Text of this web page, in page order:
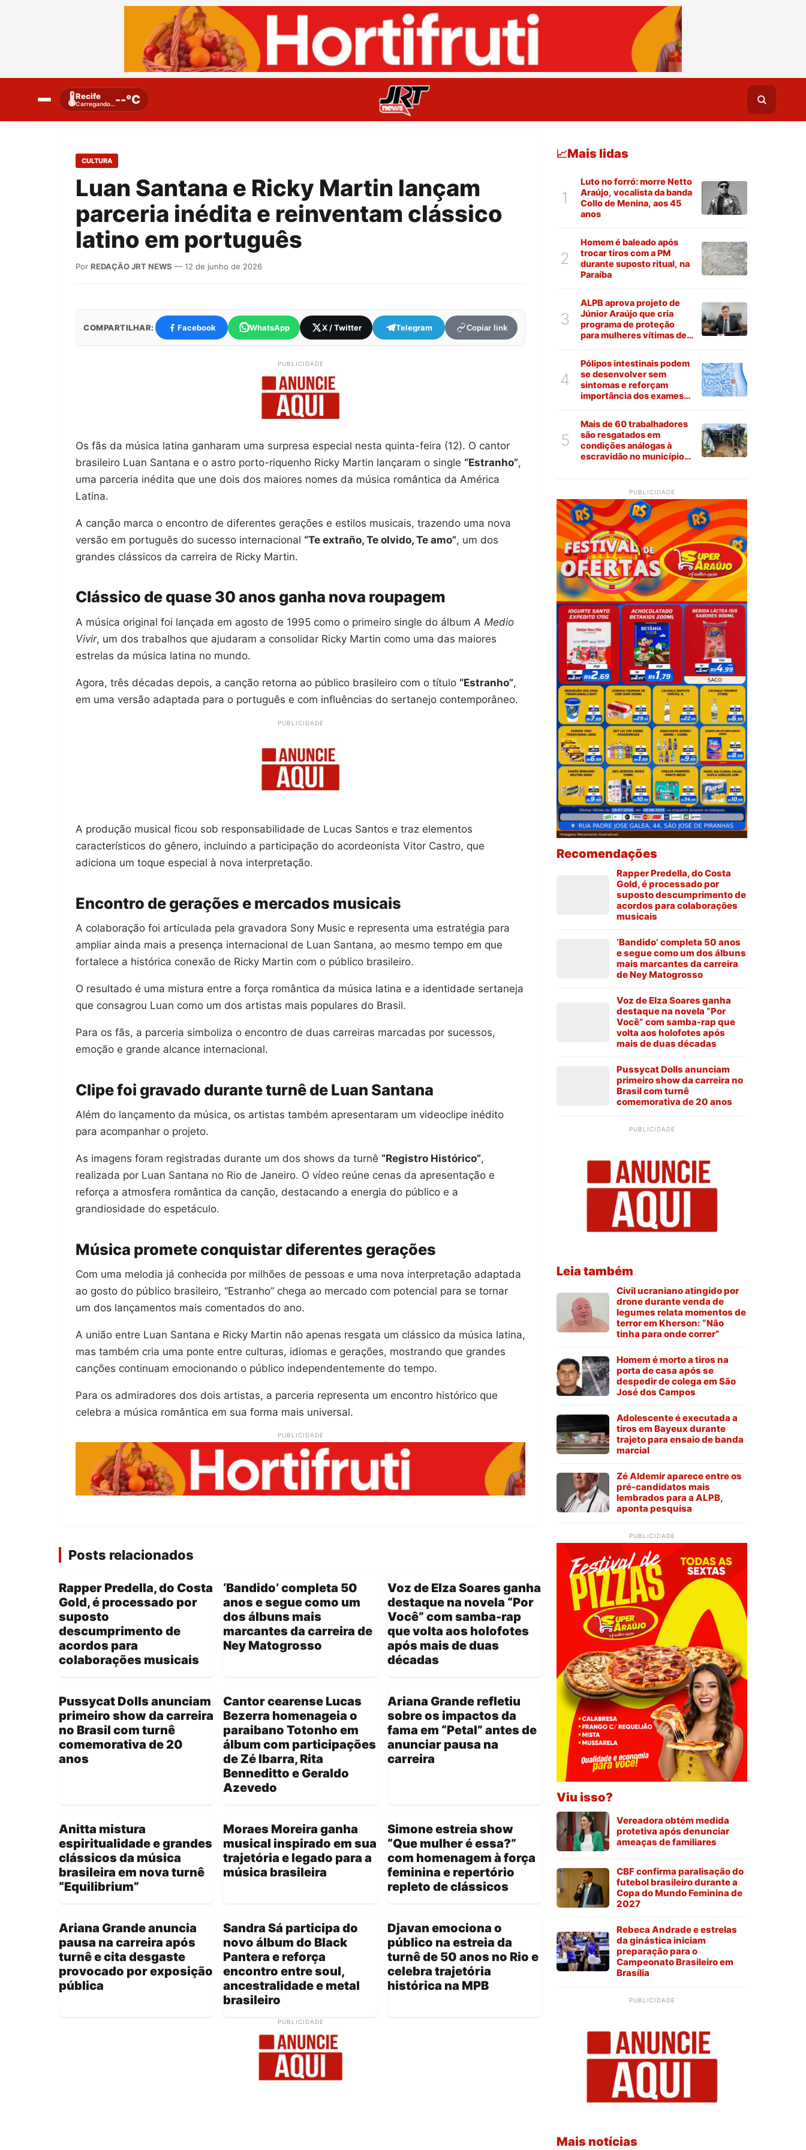
🌡️Recife
Carregando…--°C
CULTURA
Luan Santana e Ricky Martin lançam
parceria inédita e reinventam clássico
latino em português
Por REDAÇÃO JRT NEWS — 12 de junho de 2026
COMPARTILHAR: Facebook WhatsApp X / Twitter Telegram Copiar link
PUBLICIDADE
Os fãs da música latina ganharam uma surpresa especial nesta quinta-feira (12). O cantor
brasileiro Luan Santana e o astro porto-riquenho Ricky Martin lançaram o single “Estranho”,
uma parceria inédita que une dois dos maiores nomes da música romântica da América
Latina.
A canção marca o encontro de diferentes gerações e estilos musicais, trazendo uma nova
versão em português do sucesso internacional “Te extraño, Te olvido, Te amo”, um dos
grandes clássicos da carreira de Ricky Martin.
Clássico de quase 30 anos ganha nova roupagem
A música original foi lançada em agosto de 1995 como o primeiro single do álbum A Medio
Vivir, um dos trabalhos que ajudaram a consolidar Ricky Martin como uma das maiores
estrelas da música latina no mundo.
Agora, três décadas depois, a canção retorna ao público brasileiro com o título “Estranho”,
em uma versão adaptada para o português e com influências do sertanejo contemporâneo.
PUBLICIDADE
A produção musical ficou sob responsabilidade de Lucas Santos e traz elementos
característicos do gênero, incluindo a participação do acordeonista Vitor Castro, que
adiciona um toque especial à nova interpretação.
Encontro de gerações e mercados musicais
A colaboração foi articulada pela gravadora Sony Music e representa uma estratégia para
ampliar ainda mais a presença internacional de Luan Santana, ao mesmo tempo em que
fortalece a histórica conexão de Ricky Martin com o público brasileiro.
O resultado é uma mistura entre a força romântica da música latina e a identidade sertaneja
que consagrou Luan como um dos artistas mais populares do Brasil.
Para os fãs, a parceria simboliza o encontro de duas carreiras marcadas por sucessos,
emoção e grande alcance internacional.
Clipe foi gravado durante turnê de Luan Santana
Além do lançamento da música, os artistas também apresentaram um videoclipe inédito
para acompanhar o projeto.
As imagens foram registradas durante um dos shows da turnê “Registro Histórico”,
realizada por Luan Santana no Rio de Janeiro. O vídeo reúne cenas da apresentação e
reforça a atmosfera romântica da canção, destacando a energia do público e a
grandiosidade do espetáculo.
Música promete conquistar diferentes gerações
Com uma melodia já conhecida por milhões de pessoas e uma nova interpretação adaptada
ao gosto do público brasileiro, “Estranho” chega ao mercado com potencial para se tornar
um dos lançamentos mais comentados do ano.
A união entre Luan Santana e Ricky Martin não apenas resgata um clássico da música latina,
mas também cria uma ponte entre culturas, idiomas e gerações, mostrando que grandes
canções continuam emocionando o público independentemente do tempo.
Para os admiradores dos dois artistas, a parceria representa um encontro histórico que
celebra a música romântica em sua forma mais universal.
PUBLICIDADE
Posts relacionados
Rapper Predella, do Costa
Gold, é processado por
suposto
descumprimento de
acordos para
colaborações musicais
‘Bandido’ completa 50
anos e segue como um
dos álbuns mais
marcantes da carreira de
Ney Matogrosso
Voz de Elza Soares ganha
destaque na novela “Por
Você” com samba-rap
que volta aos holofotes
após mais de duas
décadas
Pussycat Dolls anunciam
primeiro show da carreira
no Brasil com turnê
comemorativa de 20
anos
Cantor cearense Lucas
Bezerra homenageia o
paraibano Totonho em
álbum com participações
de Zé Ibarra, Rita
Benneditto e Geraldo
Azevedo
Ariana Grande refletiu
sobre os impactos da
fama em “Petal” antes de
anunciar pausa na
carreira
Anitta mistura
espiritualidade e grandes
clássicos da música
brasileira em nova turnê
“Equilibrium”
Moraes Moreira ganha
musical inspirado em sua
trajetória e legado para a
música brasileira
Simone estreia show
“Que mulher é essa?”
com homenagem à força
feminina e repertório
repleto de clássicos
Ariana Grande anuncia
pausa na carreira após
turnê e cita desgaste
provocado por exposição
pública
Sandra Sá participa do
novo álbum do Black
Pantera e reforça
encontro entre soul,
ancestralidade e metal
brasileiro
Djavan emociona o
público na estreia da
turnê de 50 anos no Rio e
celebra trajetória
histórica na MPB
PUBLICIDADE
📈Mais lidas
1
Luto no forró: morre Netto
Araújo, vocalista da banda
Collo de Menina, aos 45
anos
2
Homem é baleado após
trocar tiros com a PM
durante suposto ritual, na
Paraíba
3
ALPB aprova projeto de
Júnior Araújo que cria
programa de proteção
para mulheres vítimas de
4
Pólipos intestinais podem
se desenvolver sem
sintomas e reforçam
importância dos exames
5
Mais de 60 trabalhadores
são resgatados em
condições análogas à
escravidão no município
PUBLICIDADE
Recomendações
Rapper Predella, do Costa
Gold, é processado por
suposto descumprimento de
acordos para colaborações
musicais
‘Bandido’ completa 50 anos
e segue como um dos álbuns
mais marcantes da carreira
de Ney Matogrosso
Voz de Elza Soares ganha
destaque na novela “Por
Você” com samba-rap que
volta aos holofotes após
mais de duas décadas
Pussycat Dolls anunciam
primeiro show da carreira no
Brasil com turnê
comemorativa de 20 anos
PUBLICIDADE
Leia também
Civil ucraniano atingido por
drone durante venda de
legumes relata momentos de
terror em Kherson: “Não
tinha para onde correr”
Homem é morto a tiros na
porta de casa após se
despedir de colega em São
José dos Campos
Adolescente é executada a
tiros em Bayeux durante
trajeto para ensaio de banda
marcial
Zé Aldemir aparece entre os
pré-candidatos mais
lembrados para a ALPB,
aponta pesquisa
PUBLICIDADE
Viu isso?
Vereadora obtém medida
protetiva após denunciar
ameaças de familiares
CBF confirma paralisação do
futebol brasileiro durante a
Copa do Mundo Feminina de
2027
Rebeca Andrade e estrelas
da ginástica iniciam
preparação para o
Campeonato Brasileiro em
Brasília
PUBLICIDADE
Mais notícias